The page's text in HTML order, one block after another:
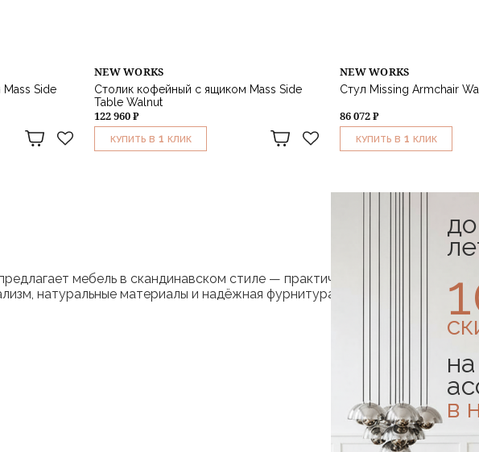
Side
NEW WORKS
Столик кофейный с ящиком Mass Side
Table Walnut
122 960 ₽
КУПИТЬ В 1 КЛИК
NEW WORKS
Стул Missing Armchair
86 072 ₽
КУПИТЬ В 1 КЛИК
мебель в скандинавском стиле — практичную, лаконичную,
натуральные материалы и надёжная фурнитура. Такая мебель
в